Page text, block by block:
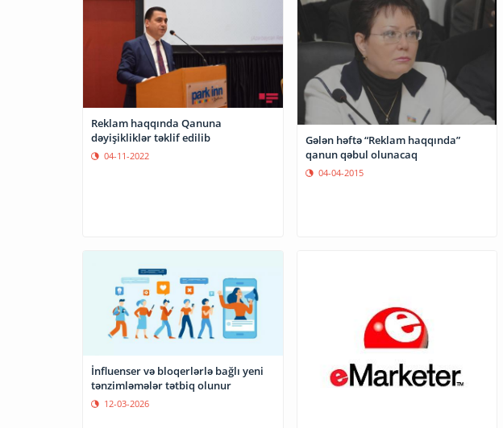
Reklam haqqında Qanuna
dəyişikliklər təklif edilib
04-11-2022
Gələn həftə “Reklam haqqında”
qanun qəbul olunacaq
04-04-2015
İnfluenser və bloqerlərlə bağlı yeni
tənzimləmələr tətbiq olunur
12-03-2026